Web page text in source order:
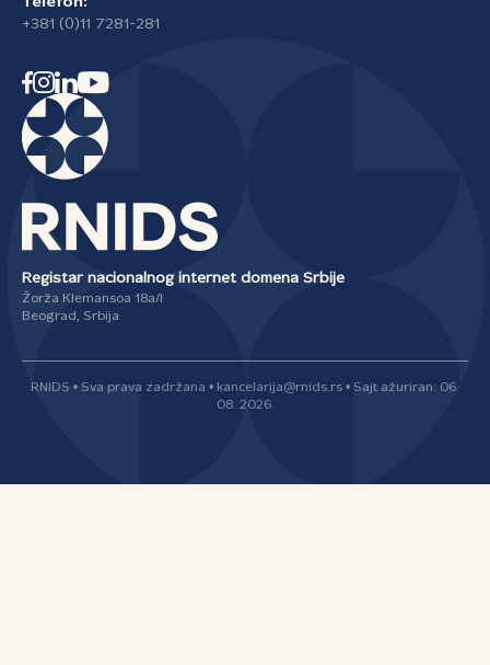
+381 (0)11 7281-281
Registar nacionalnog internet domena Srbije
Žorža Klemansoa 18a/I
Beograd, Srbija
RNIDS • Sva prava zadržana • kancelarija@rnids.rs • Sajt ažuriran: 06.
08. 2026.